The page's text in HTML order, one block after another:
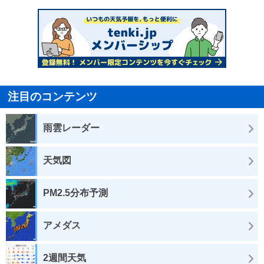
注目のコンテンツ
雨雲レーダー
天気図
PM2.5分布予測
アメダス
2週間天気